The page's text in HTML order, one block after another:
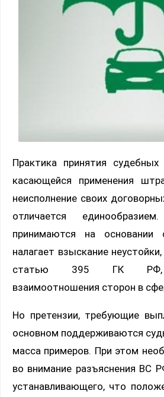
Практика принятия
касающейся применения
неисполнение своих
отличается
принимаются на
налагает взыскание
статью 395 ГК РФ,
взаимоотношения сторон в
Но претензии, требующие
основном поддерживаются
масса примеров. При этом
во внимание разъяснения ВС
устанавливающего, что